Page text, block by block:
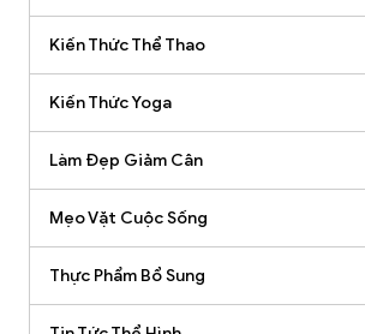
Kiến Thức Thể Thao
Kiến Thức Yoga
Làm Đẹp Giảm Cân
Mẹo Vặt Cuộc Sống
Thực Phẩm Bổ Sung